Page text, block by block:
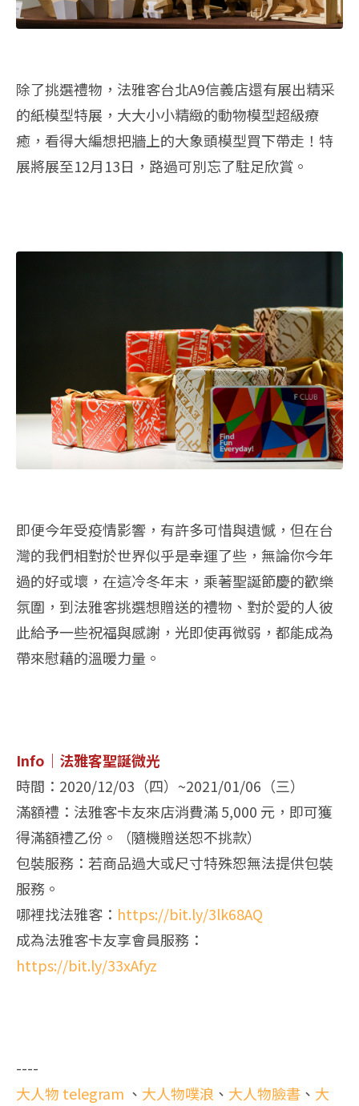
除了挑選禮物，法雅客台北A9信義店還有展出精采
的紙模型特展，大大小小精緻的動物模型超級療
癒，看得大編想把牆上的大象頭模型買下帶走！特
展將展至12月13日，路過可別忘了駐足欣賞。
即便今年受疫情影響，有許多可惜與遺憾，但在台
灣的我們相對於世界似乎是幸運了些，無論你今年
過的好或壞，在這冷冬年末，乘著聖誕節慶的歡樂
氛圍，到法雅客挑選想贈送的禮物、對於愛的人彼
此給予一些祝福與感謝，光即使再微弱，都能成為
帶來慰藉的溫暖力量。
Info｜法雅客聖誕微光
時間：2020/12/03（四）~2021/01/06（三）
滿額禮：法雅客卡友來店消費滿 5,000 元，即可獲
得滿額禮乙份。（隨機贈送恕不挑款）
包裝服務：若商品過大或尺寸特殊恕無法提供包裝
服務。
哪裡找法雅客： https://bit.ly/3lk68AQ
成為法雅客卡友享會員服務：
https://bit.ly/33xAfyz
----
大人物 telegram 、 大人物噗浪 、 大人物臉書 、 大